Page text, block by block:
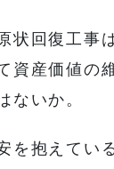
状回復工事
資産価値の
ないか。
を抱えてい